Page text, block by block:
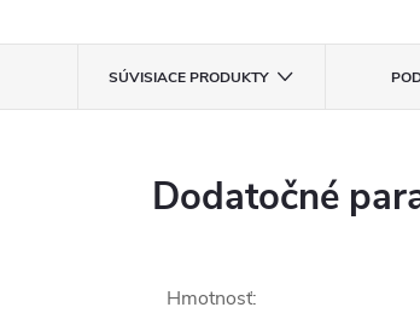
SÚVISIACE PRODUKTY
Dodatočné
Hmotnosť: